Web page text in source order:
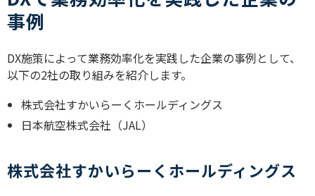
事例
DX施策によって業務効率化を実践した企業の事例として、
以下の2社の取り組みを紹介します。
株式会社すかいらーくホールディングス
日本航空株式会社（JAL）
株式会社すかいらーくホールディングス